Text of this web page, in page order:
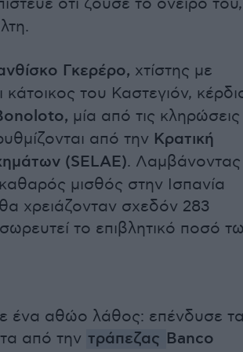
ότι ζούσε το όνειρό του,
Γκερέρο, χτίστης με
κάτοικος του Καστεγιόν,
μία από τις κληρώσεις
από την Κρατική
(SELAE). Λαμβάνοντας
μισθός στην Ισπανία
χρειάζονταν σχεδόν 283
το επιβλητικό ποσό
ένα αθώο λάθος: επένδυσε τα
από την τράπεζας Banco